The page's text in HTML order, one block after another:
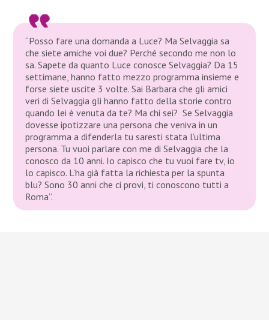
“Posso fare una domanda a Luce? Ma Selvaggia sa
che siete amiche voi due? Perché secondo me non lo
sa. Sapete da quanto Luce conosce Selvaggia? Da 15
settimane, hanno fatto mezzo programma insieme e
forse siete uscite 3 volte. Sai Barbara che gli amici
veri di Selvaggia gli hanno fatto della storie contro
quando lei è venuta da te? Ma chi sei? Se Selvaggia
dovesse ipotizzare una persona che veniva in un
programma a difenderla tu saresti stata l’ultima
persona. Tu vuoi parlare con me di Selvaggia che la
conosco da 10 anni. Io capisco che tu vuoi fare tv, io
lo capisco. L’ha già fatta la richiesta per la spunta
blu? Sono 30 anni che ci provi, ti conoscono tutti a
Roma”.